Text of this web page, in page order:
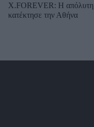
X.FOREVER: Η απόλυτη
κατέκτησε την Αθήνα